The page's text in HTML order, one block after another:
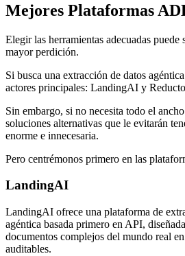
Mejores Plataformas
Elegir las herramientas adecuadas puede
mayor perdición.
Si busca una extracción de datos
actores principales: LandingAI y
Sin embargo, si no necesita todo el
soluciones alternativas que le evitarán
enorme e innecesaria.
Pero centrémonos primero en las
LandingAI
LandingAI ofrece una plataforma de
agéntica basada primero en API,
documentos complejos del mundo real
auditables.